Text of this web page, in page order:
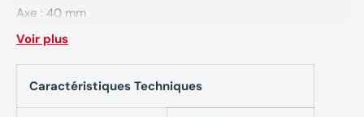
Axe : 40 mm
Bout : rond en acier
Pene : acier galvanisé
Voir plus
Caractéristiques Techniques